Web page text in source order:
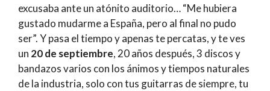
excusaba ante un atónito auditorio… “Me hubiera
gustado mudarme a España, pero al final no pudo
ser”. Y pasa el tiempo y apenas te percatas, y te ves
un 20 de septiembre, 20 años después, 3 discos y
bandazos varios con los ánimos y tiempos naturales
de la industria, solo con tus guitarras de siempre, tu